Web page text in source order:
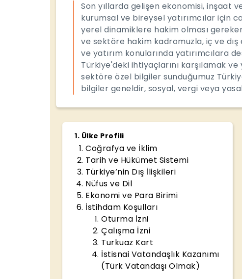
Son yıllarda gelişen ekonomisi, inşaat
kurumsal ve bireysel yatırımcılar için
yerel dinamiklere hakim olması
ve sektöre hakim kadromuzla, iç ve
ve yatırım konularında yatırımcılara
Türkiye'deki ihtiyaçlarını karşılamak
sektöre özel bilgiler sunduğumuz
bilgiler geneldir, sosyal, vergi veya
1. Ülke Profili
Coğrafya ve İklim
Tarih ve Hükümet Sistemi
Türkiye’nin Dış İlişkileri
Nüfus ve Dil
Ekonomi ve Para Birimi
İstihdam Koşulları
Oturma İzni
Çalışma İzni
Turkuaz Kart
İstisnai Vatandaşlık Kazanımı
(Türk Vatandaşı Olmak)